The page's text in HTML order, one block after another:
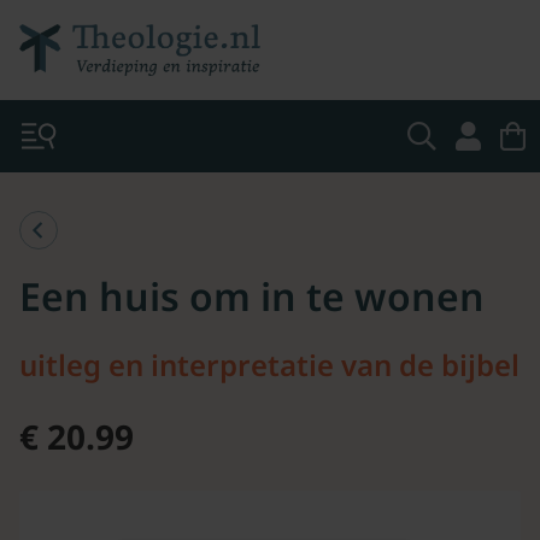
Een huis om in te wonen
uitleg en interpretatie van de bijbel
€ 20.99